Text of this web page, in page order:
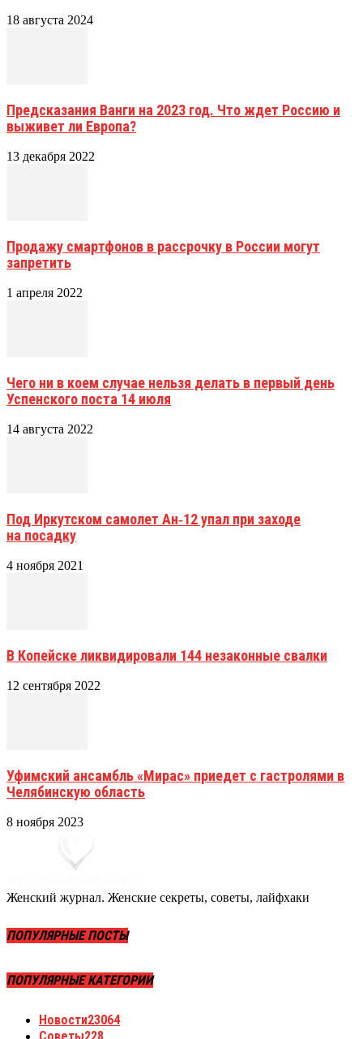
18 августа 2024
Предсказания Ванги на 2023 год. Что ждет Россию и
выживет ли Европа?
13 декабря 2022
Продажу смартфонов в рассрочку в России могут
запретить
1 апреля 2022
Чего ни в коем случае нельзя делать в первый день
Успенского поста 14 июля
14 августа 2022
Под Иркутском самолет Ан‑12 упал при заходе
на посадку
4 ноября 2021
В Копейске ликвидировали 144 незаконные свалки
12 сентября 2022
Уфимский ансамбль «Мирас» приедет с гастролями в
Челябинскую область
8 ноября 2023
Женский журнал. Женские секреты, советы, лайфхаки
ПОПУЛЯРНЫЕ ПОСТЫ
ПОПУЛЯРНЫЕ КАТЕГОРИИ
Новости23064